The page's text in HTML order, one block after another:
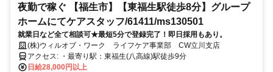
夜勤で稼ぐ 【福生市】【東福生駅徒歩8分】グループ
ホームにてケアスタッフ/61411/ms130501
就業日など全て相談可★最短5分で登録完了！即日採用もあり。
(株)ウィルオブ・ワーク ライフケア事業部 CW立川支店
アクセス: ・最寄り駅：東福生(八高線)駅徒歩9分
日給28,000円以上